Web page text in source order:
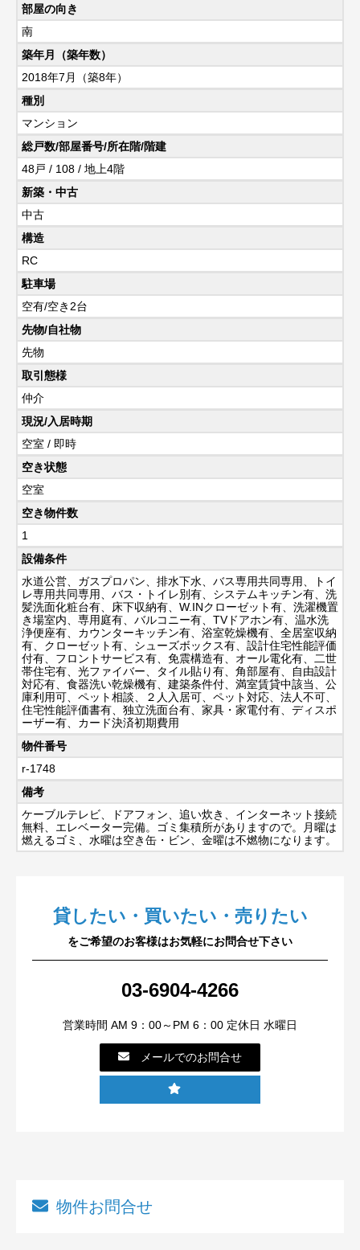
部屋の向き
南
築年月（築年数）
2018年7月（築8年）
種別
マンション
総戸数/部屋番号/所在階/階建
48戸 / 108 / 地上4階
新築・中古
中古
構造
RC
駐車場
空有/空き2台
先物/自社物
先物
取引態様
仲介
現況/入居時期
空室 / 即時
空き状態
空室
空き物件数
1
設備条件
水道公営、ガスプロパン、排水下水、バス専用共同専用、トイ
レ専用共同専用、バス・トイレ別有、システムキッチン有、洗
髪洗面化粧台有、床下収納有、W.INクローゼット有、洗濯機置
き場室内、専用庭有、バルコニー有、TVドアホン有、温水洗
浄便座有、カウンターキッチン有、浴室乾燥機有、全居室収納
有、クローゼット有、シューズボックス有、設計住宅性能評価
付有、フロントサービス有、免震構造有、オール電化有、二世
帯住宅有、光ファイバー、タイル貼り有、角部屋有、自由設計
対応有、食器洗い乾燥機有、建築条件付、満室賃貸中該当、公
庫利用可、ペット相談、２人入居可、ペット対応、法人不可、
住宅性能評価書有、独立洗面台有、家具・家電付有、ディスポ
ーザー有、カード決済初期費用
物件番号
r-1748
備考
ケーブルテレビ、ドアフォン、追い炊き、インターネット接続
無料、エレベーター完備。ゴミ集積所がありますので。月曜は
燃えるゴミ、水曜は空き缶・ビン、金曜は不燃物になります。
貸したい・買いたい・売りたい
をご希望のお客様はお気軽にお問合せ下さい
03-6904-4266
営業時間 AM 9：00～PM 6：00 定休日 水曜日
メールでのお問合せ
物件お問合せ